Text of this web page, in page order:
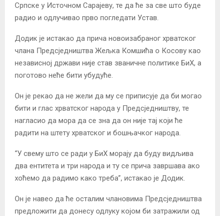
Српске у Источном Сарајеву, те да ће за све што буде
радио и одлучивао прво погледати Устав.
Додик је истакао да прича новоизабраног хрватског
члана Предсједништва Жељка Комшића о Косову као
независној држави није став званичне политике БиХ, а
поготово неће бити убудуће.
Он је рекао да не жели да му се приписује да би могао
бити и глас хрватског народа у Предсједништву, те
нагласио да мора да се зна да он није тај који ће
радити на штету хрватског и бошњачког народа.
“У свему што се ради у БиХ морају да буду видљива
два ентитета и три народа и ту се прича завршава ако
хоћемо да радимо како треба”, истакао је Додик.
Он је навео да ће осталим члановима Предсједништва
предложити да донесу одлуку којом би затражили од